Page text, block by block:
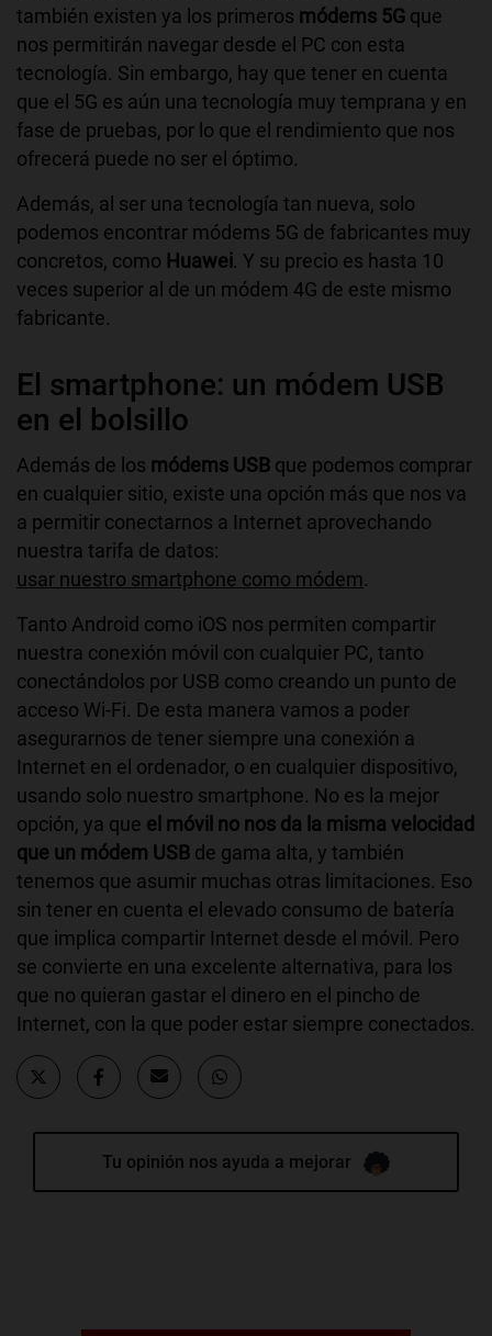
también existen ya los primeros módems 5G que
nos permitirán navegar desde el PC con esta
tecnología. Sin embargo, hay que tener en cuenta
que el 5G es aún una tecnología muy temprana y en
fase de pruebas, por lo que el rendimiento que nos
ofrecerá puede no ser el óptimo.
Además, al ser una tecnología tan nueva, solo
podemos encontrar módems 5G de fabricantes muy
concretos, como Huawei. Y su precio es hasta 10
veces superior al de un módem 4G de este mismo
fabricante.
El smartphone: un módem USB
en el bolsillo
Además de los módems USB que podemos comprar
en cualquier sitio, existe una opción más que nos va
a permitir conectarnos a Internet aprovechando
nuestra tarifa de datos:
usar nuestro smartphone como módem.
Tanto Android como iOS nos permiten compartir
nuestra conexión móvil con cualquier PC, tanto
conectándolos por USB como creando un punto de
acceso Wi-Fi. De esta manera vamos a poder
asegurarnos de tener siempre una conexión a
Internet en el ordenador, o en cualquier dispositivo,
usando solo nuestro smartphone. No es la mejor
opción, ya que el móvil no nos da la misma velocidad
que un módem USB de gama alta, y también
tenemos que asumir muchas otras limitaciones. Eso
sin tener en cuenta el elevado consumo de batería
que implica compartir Internet desde el móvil. Pero
se convierte en una excelente alternativa, para los
que no quieran gastar el dinero en el pincho de
Internet, con la que poder estar siempre conectados.
Tu opinión nos ayuda a mejorar